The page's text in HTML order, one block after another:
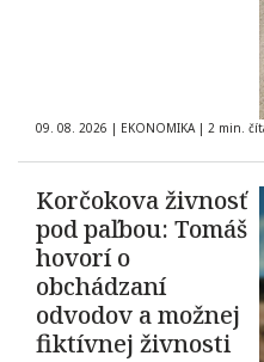
09. 08. 2026 | EKONOMIKA | 2 min.
Korčokova živnosť
pod paľbou: Tomáš
hovorí o
obchádzaní
odvodov a možnej
fiktívnej živnosti